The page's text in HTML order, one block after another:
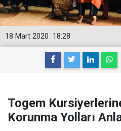
18:28
18 Mart 2020
Togem
Korunma Yolları